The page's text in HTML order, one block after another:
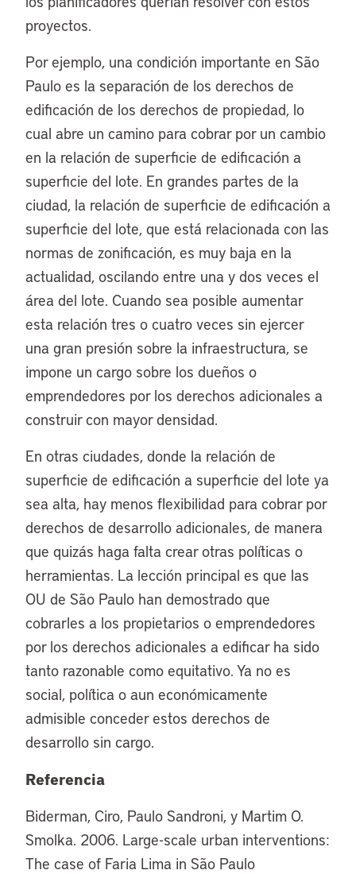
proyectos.
Por ejemplo, una condición importante en São
Paulo es la separación de los derechos de
edificación de los derechos de propiedad, lo
cual abre un camino para cobrar por un cambio
en la relación de superficie de edificación a
superficie del lote. En grandes partes de la
ciudad, la relación de superficie de edificación a
superficie del lote, que está relacionada con las
normas de zonificación, es muy baja en la
actualidad, oscilando entre una y dos veces el
área del lote. Cuando sea posible aumentar
esta relación tres o cuatro veces sin ejercer
una gran presión sobre la infraestructura, se
impone un cargo sobre los dueños o
emprendedores por los derechos adicionales a
construir con mayor densidad.
En otras ciudades, donde la relación de
superficie de edificación a superficie del lote ya
sea alta, hay menos flexibilidad para cobrar por
derechos de desarrollo adicionales, de manera
que quizás haga falta crear otras políticas o
herramientas. La lección principal es que las
OU de São Paulo han demostrado que
cobrarles a los propietarios o emprendedores
por los derechos adicionales a edificar ha sido
tanto razonable como equitativo. Ya no es
social, política o aun económicamente
admisible conceder estos derechos de
desarrollo sin cargo.
Referencia
Biderman, Ciro, Paulo Sandroni, y Martim O.
Smolka. 2006. Large-scale urban interventions:
The case of Faria Lima in São Paulo